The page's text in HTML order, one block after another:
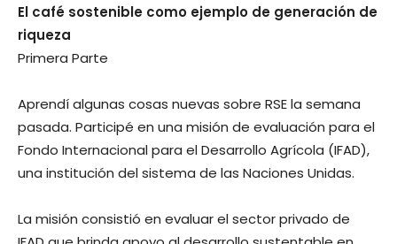
El café sostenible como ejemplo de generación de
riqueza
Primera Parte
Aprendí algunas cosas nuevas sobre RSE la semana
pasada. Participé en una misión de evaluación para el
Fondo Internacional para el Desarrollo Agrícola (IFAD),
una institución del sistema de las Naciones Unidas.
La misión consistió en evaluar el sector privado de